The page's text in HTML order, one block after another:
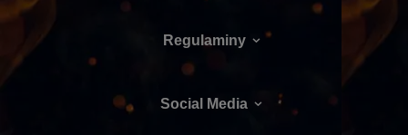
Regulaminy
Social Media